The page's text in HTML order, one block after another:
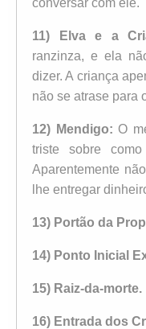
conversar com ele.
11) Elva e a
ranzinza, e ela
dizer. A criança
não se atrase para
12) Mendigo: O
triste sobre
Aparentemente
lhe entregar
13) Portão da
14) Ponto Inicial
15) Raiz-da-morte.
16) Entrada dos